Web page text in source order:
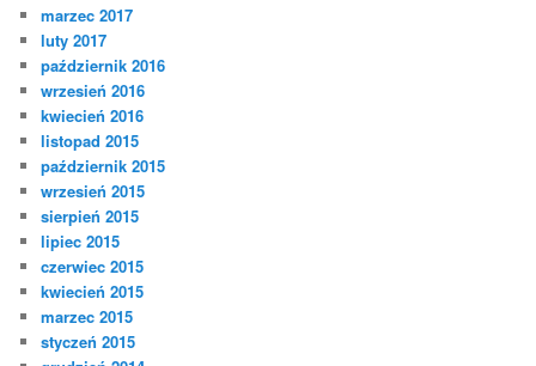
marzec 2017
luty 2017
październik 2016
wrzesień 2016
kwiecień 2016
listopad 2015
październik 2015
wrzesień 2015
sierpień 2015
lipiec 2015
czerwiec 2015
kwiecień 2015
marzec 2015
styczeń 2015